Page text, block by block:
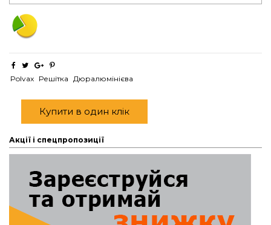
Polvax Решітка Дюралюмінієва
Купити в один клік
Акції і спецпропозиції